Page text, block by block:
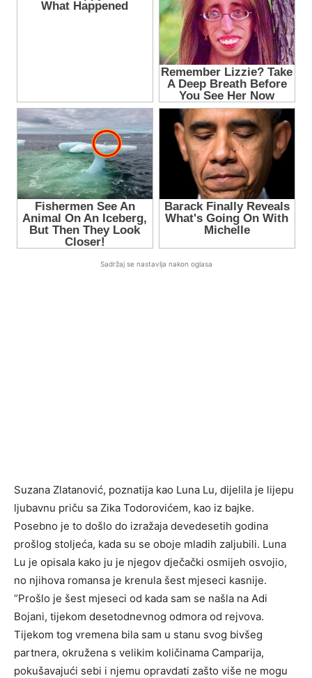
Sadržaj se nastavlja nakon oglasa
Suzana Zlatanović, poznatija kao Luna Lu, dijelila je lijepu
ljubavnu priču sa Zika Todorovićem, kao iz bajke.
Posebno je to došlo do izražaja devedesetih godina
prošlog stoljeća, kada su se oboje mladih zaljubili. Luna
Lu je opisala kako ju je njegov dječački osmijeh osvojio,
no njihova romansa je krenula šest mjeseci kasnije.
“Prošlo je šest mjeseci od kada sam se našla na Adi
Bojani, tijekom desetodnevnog odmora od rejvova.
Tijekom tog vremena bila sam u stanu svog bivšeg
partnera, okružena s velikim količinama Camparija,
pokušavajući sebi i njemu opravdati zašto više ne mogu